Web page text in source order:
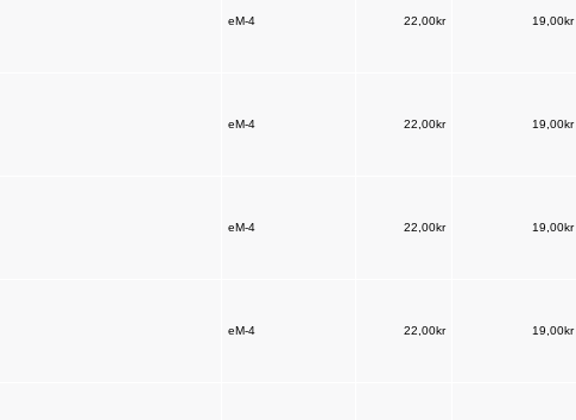
eM-4 22,00kr 19,00kr
eM-4 22,00kr 19,00kr
eM-4 22,00kr 19,00kr
eM-4 22,00kr 19,00kr